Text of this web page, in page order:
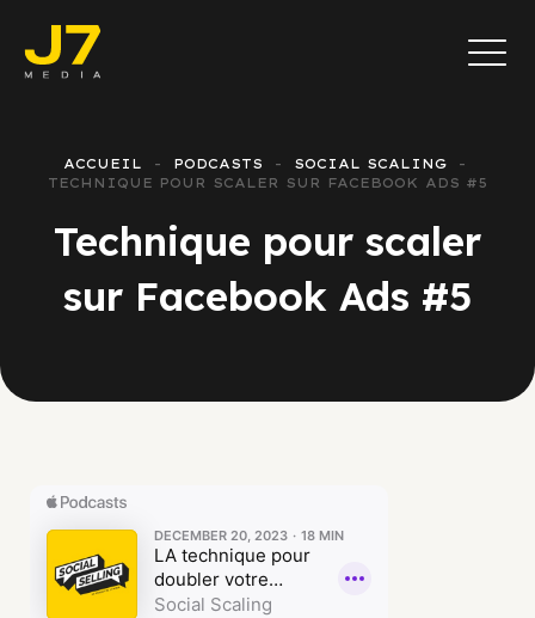
ACCUEIL PODCASTS
SOCIAL SCALING
TECHNIQUE POUR SCALER SUR FACEBOOK ADS #5
Technique pour scaler
sur Facebook Ads #5